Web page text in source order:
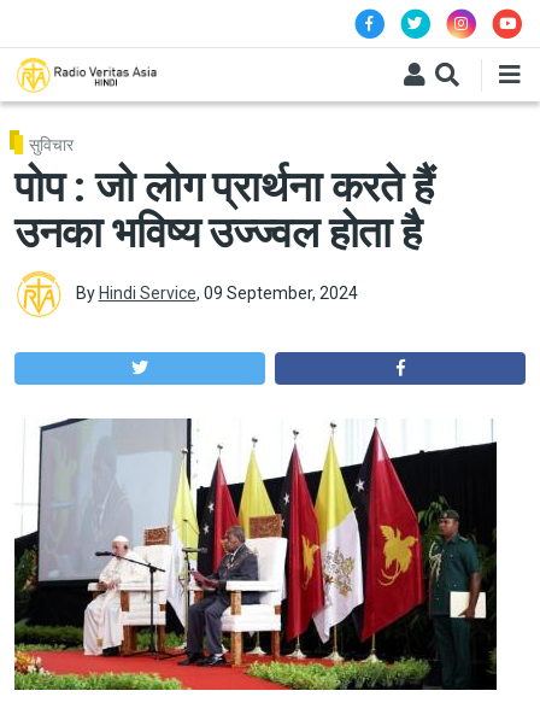
सुविचार
पोप : जो लोग प्रार्थना करते हैं
उनका भविष्य उज्ज्वल होता है
By Hindi Service, 09 September, 2024